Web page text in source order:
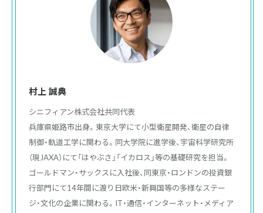
村上 誠典
シニフィアン株式会社共同代表
兵庫県姫路市出身。東京大学にて小型衛星開発、衛星の自律
制御・軌道工学に関わる。同大学院に進学後、宇宙科学研究所
（現JAXA）にて「はやぶさ」「イカロス」等の基礎研究を担当。
ゴールドマン・サックスに入社後、同東京・ロンドンの投資銀
行部門にて14年間に渡り日欧米・新興国等の多様なステー
ジ・文化の企業に関わる。IT・通信・インターネット・メディア